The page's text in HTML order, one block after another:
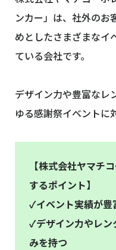
ンカー」は、社外のお
めとしたさまざまなイ
ている会社です。
デザイン力や豊富なレ
ゆる感謝祭イベントに
【株式会社ヤマチ
するポイント】
✓イベント実績が豊
✓デザイン力やレン
みを持つ